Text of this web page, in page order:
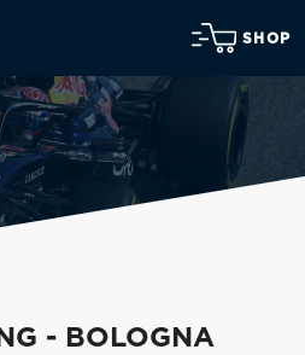
SHOP
- BOLOGNA